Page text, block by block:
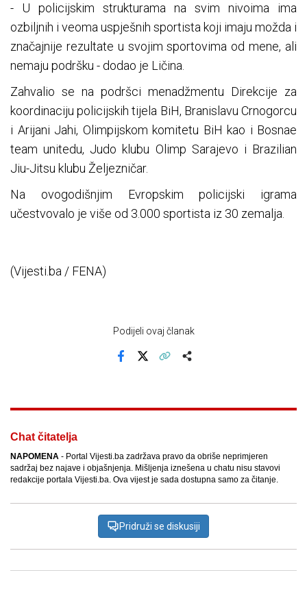
- U policijskim strukturama na svim nivoima ima
ozbiljnih i veoma uspješnih sportista koji imaju možda i
značajnije rezultate u svojim sportovima od mene, ali
nemaju podršku - dodao je Ličina.
Zahvalio se na podršci menadžmentu Direkcije za
koordinaciju policijskih tijela BiH, Branislavu Crnogorcu
i Arijani Jahi, Olimpijskom komitetu BiH kao i Bosnae
team unitedu, Judo klubu Olimp Sarajevo i Brazilian
Jiu-Jitsu klubu Željezničar.
Na ovogodišnjim Evropskim policijski igrama
učestvovalo je više od 3.000 sportista iz 30 zemalja.
(Vijesti.ba / FENA)
Podijeli ovaj članak
Chat čitatelja
NAPOMENA - Portal Vijesti.ba zadržava pravo da obriše neprimjeren
sadržaj bez najave i objašnjenja. Mišljenja iznešena u chatu nisu stavovi
redakcije portala Vijesti.ba. Ova vijest je sada dostupna samo za čitanje.
Pridruži se diskusiji